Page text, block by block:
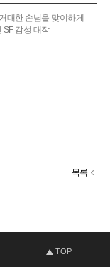
대한 손님을 맞이하게
SF 감성 대작
목록
TOP